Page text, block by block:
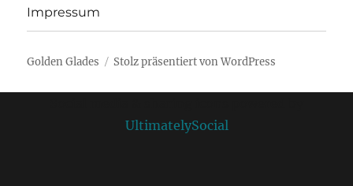
Impressum
Golden Glades Stolz präsentiert von WordPress
UltimatelySocial